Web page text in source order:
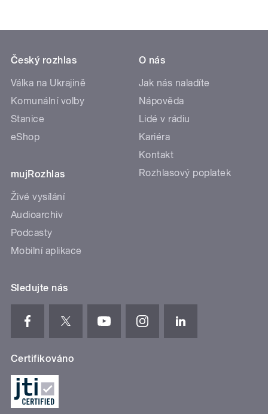
Český rozhlas
Válka na Ukrajině
Komunální volby
Stanice
eShop
mujRozhlas
Živé vysílání
Audioarchiv
Podcasty
Mobilní aplikace
O nás
Jak nás naladíte
Nápověda
Lidé v rádiu
Kariéra
Kontakt
Rozhlasový poplatek
Sledujte nás
Certifikováno